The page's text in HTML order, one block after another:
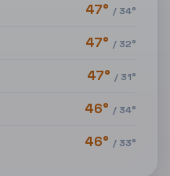
47° / 34°
47° / 32°
47° / 31°
46° / 34°
46° / 33°